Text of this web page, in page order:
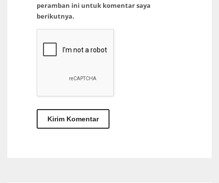
peramban ini untuk komentar saya
berikutnya.